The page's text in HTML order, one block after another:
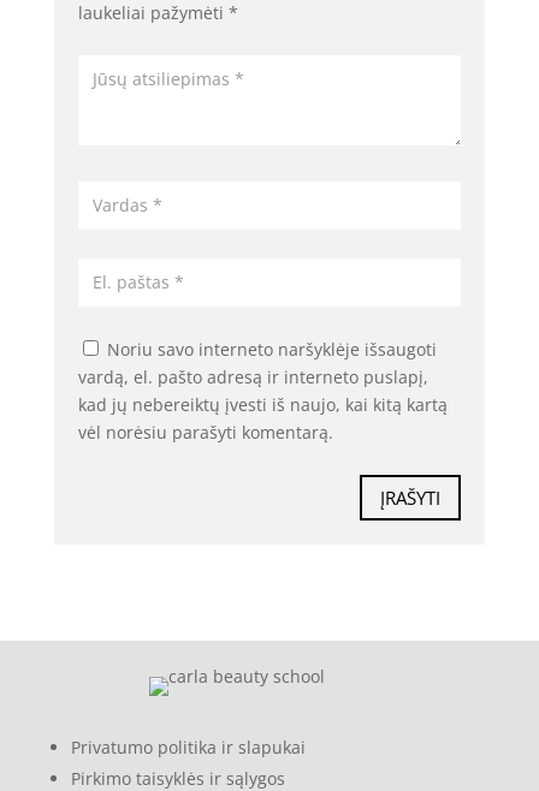
laukeliai pažymėti *
Noriu savo interneto naršyklėje išsaugoti
vardą, el. pašto adresą ir interneto puslapį,
kad jų nebereiktų įvesti iš naujo, kai kitą kartą
vėl norėsiu parašyti komentarą.
ĮRAŠYTI
Privatumo politika ir slapukai
Pirkimo taisyklės ir sąlygos